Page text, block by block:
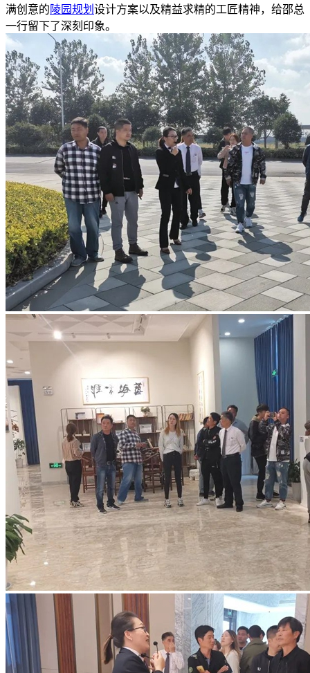
满创意的陵园规划 设计方案以及精益求精的工匠精神，给邵总
一行留下了深刻印象。